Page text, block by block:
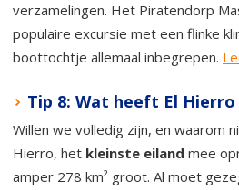
verzamelingen. Het Piratendorp
populaire excursie met een flinke
boottochtje allemaal inbegrepen.
Tip 8: Wat heeft El
Willen we volledig zijn, en waarom
Hierro, het kleinste eiland mee
amper 278 km² groot. Al moet